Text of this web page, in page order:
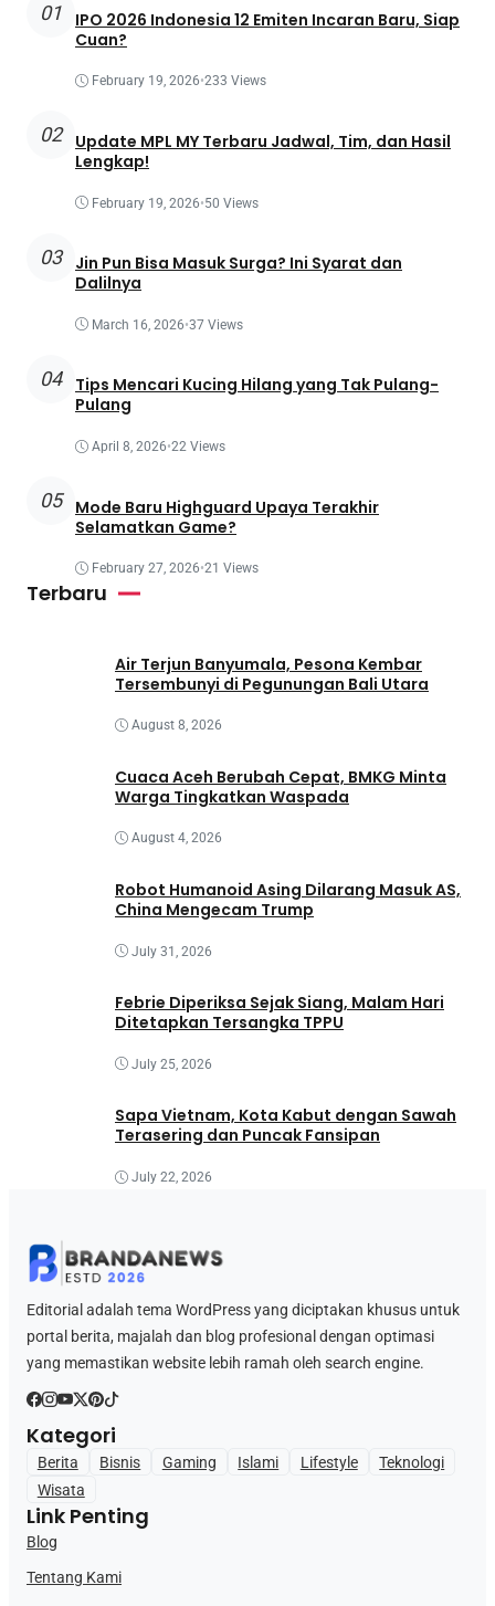
01
IPO 2026 Indonesia 12 Emiten Incaran Baru, Siap
Cuan?
February 19, 2026•233 Views
02
Update MPL MY Terbaru Jadwal, Tim, dan Hasil
Lengkap!
February 19, 2026•50 Views
03
Jin Pun Bisa Masuk Surga? Ini Syarat dan
Dalilnya
March 16, 2026•37 Views
04
Tips Mencari Kucing Hilang yang Tak Pulang-
Pulang
April 8, 2026•22 Views
05
Mode Baru Highguard Upaya Terakhir
Selamatkan Game?
February 27, 2026•21 Views
Terbaru
Air Terjun Banyumala, Pesona Kembar
Tersembunyi di Pegunungan Bali Utara
August 8, 2026
Cuaca Aceh Berubah Cepat, BMKG Minta
Warga Tingkatkan Waspada
August 4, 2026
Robot Humanoid Asing Dilarang Masuk AS,
China Mengecam Trump
July 31, 2026
Febrie Diperiksa Sejak Siang, Malam Hari
Ditetapkan Tersangka TPPU
July 25, 2026
Sapa Vietnam, Kota Kabut dengan Sawah
Terasering dan Puncak Fansipan
July 22, 2026
Editorial adalah tema WordPress yang diciptakan khusus untuk
portal berita, majalah dan blog profesional dengan optimasi
yang memastikan website lebih ramah oleh search engine.
Kategori
Berita Bisnis Gaming Islami Lifestyle
Teknologi
Wisata
Link Penting
Blog
Tentang Kami